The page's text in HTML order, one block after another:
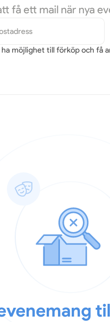
få ett mail när nya
ha möjlighet till förköp och få